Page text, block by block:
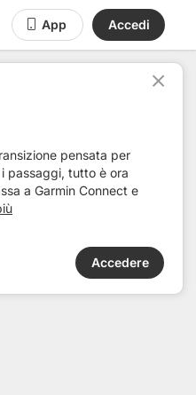
App Accedi
pensata per
passaggi, tutto è ora
a Garmin Connect e
Accedere